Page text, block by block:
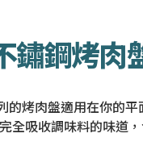
鏽鋼烤
烤肉盤適用在你的
吸收調味料的味道